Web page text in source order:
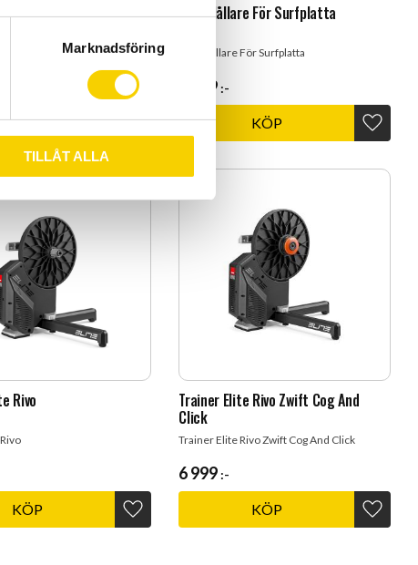
Marknadsföring
TILLÅT ALLA
Elite Protec Plus
Protec Plus
Lägg till i favoriter
KÖP
Tacx Hållare För Surfplatta
Tacx Hållare För Surfplatta
1 199 :-
Lägg
KÖP
Rivo
Lägg till i favoriter
KÖP
Trainer Elite Rivo Zwift Cog And
Click
Trainer Elite Rivo Zwift Cog And Click
6 999 :-
Lägg
KÖP